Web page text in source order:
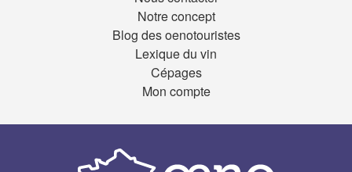
Notre concept
Blog des oenotouristes
Lexique du vin
Cépages
Mon compte